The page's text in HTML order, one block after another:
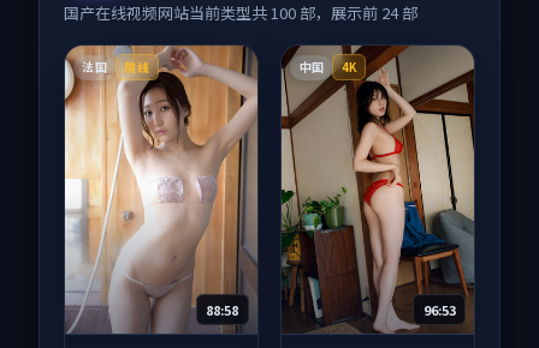
国产在线视频网站当前类型共100 部，展示前 24部
法国 院线
88:58
中国 4K
96:53